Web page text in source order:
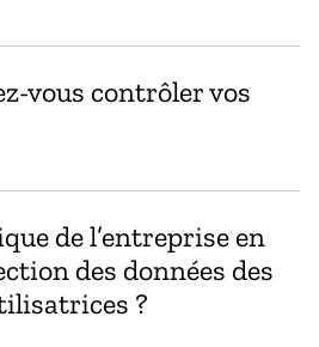
vous contrôler vos
de l’entreprise en
des données des
?